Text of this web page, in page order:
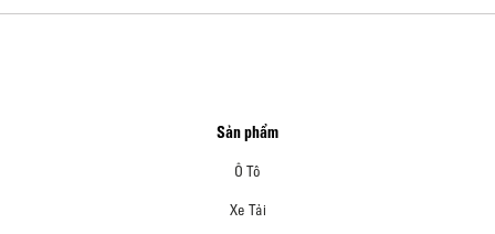
Sản phẩm
Ô Tô
Xe Tải